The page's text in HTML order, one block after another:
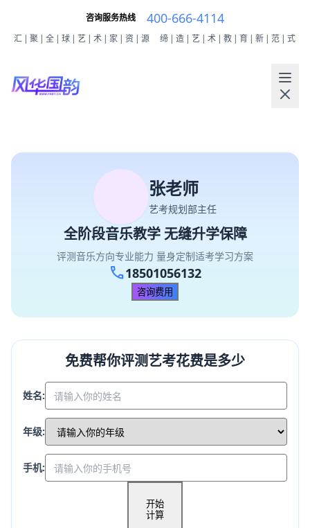
咨询服务热线 400-666-4114
汇|聚|全|球|艺|术|家|资|源 缔|造|艺|术|教|育|新|范|式
张老师
艺考规划部主任
全阶段音乐教学 无缝升学保障
评测音乐方向专业能力 量身定制适考学习方案
call18501056132
咨询费用
免费帮你评测艺考花费是多少
姓名:
年级:
手机:
开始